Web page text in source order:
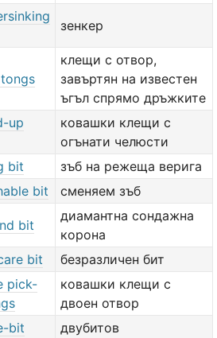
зенкер
клещи с отвор,
завъртян на известен
ъгъл спрямо дръжките
up
ковашки клещи с
огънати челюсти
bit
зъб на режеща верига
bit сменяем зъб
bit
диамантна сондажна
корона
bit безразличен бит
pick-
ковашки клещи с
двоен отвор
bit
двубитов